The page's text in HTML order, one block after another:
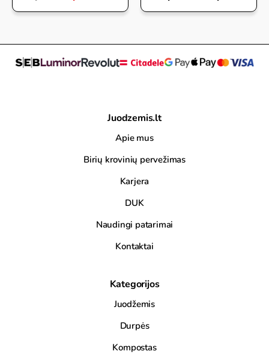
Juodzemis.lt
Apie mus
Birių krovinių pervežimas
Karjera
DUK
Naudingi patarimai
Kontaktai
Kategorijos
Juodžemis
Durpės
Kompostas